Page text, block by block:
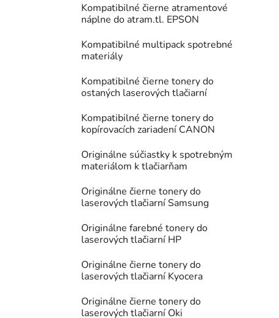
Kompatibilné čierne atramentové
náplne do atram.tl. EPSON
Kompatibilné multipack spotrebné
materiály
Kompatibilné čierne tonery do
ostaných laserových tlačiarní
Kompatibilné čierne tonery do
kopírovacích zariadení CANON
Originálne súčiastky k spotrebným
materiálom k tlačiarňam
Originálne čierne tonery do
laserových tlačiarní Samsung
Originálne farebné tonery do
laserových tlačiarní HP
Originálne čierne tonery do
laserových tlačiarní Kyocera
Originálne čierne tonery do
laserových tlačiarní Oki